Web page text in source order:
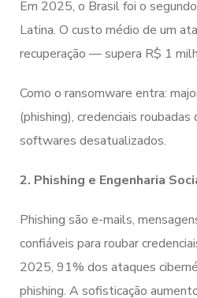
Em 2025, o Brasil foi o
Latina. O custo médio de um
recuperação — supera R$ 1
Como o ransomware entra:
(phishing), credenciais
softwares desatualizados.
2. Phishing e Engenharia
Phishing são e-mails,
confiáveis para roubar
2025, 91% dos ataques
phishing. A sofisticação